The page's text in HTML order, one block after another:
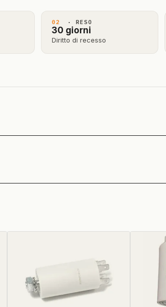
02 · RESO
30 giorni
Diritto di recesso